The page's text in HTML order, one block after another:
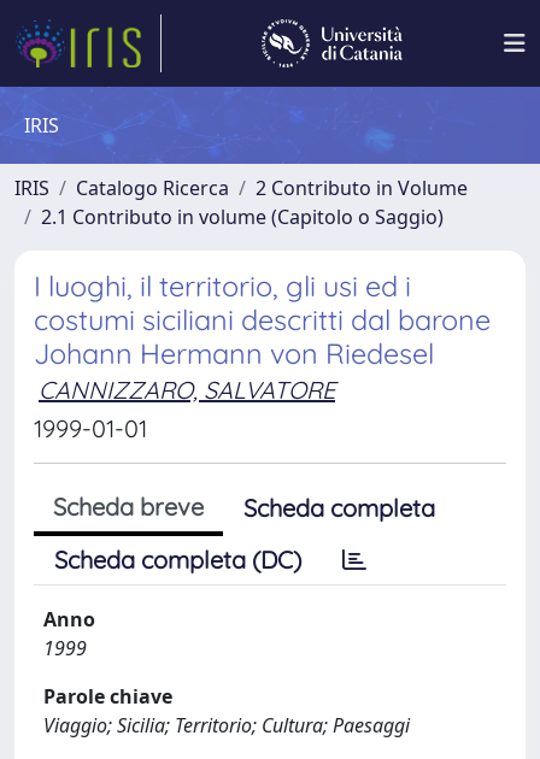
IRIS
IRIS Catalogo Ricerca
2 Contributo in Volume
2.1 Contributo in volume (Capitolo o Saggio)
I luoghi, il territorio, gli usi ed i
costumi siciliani descritti dal barone
Johann Hermann von Riedesel
CANNIZZARO, SALVATORE
1999-01-01
Scheda breve
Scheda completa
Scheda completa (DC)
Anno
1999
Parole chiave
Viaggio; Sicilia; Territorio; Cultura; Paesaggi